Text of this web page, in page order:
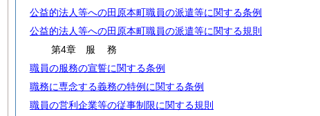
公益的法人等への田原本町職員の派遣等に関する条例
公益的法人等への田原本町職員の派遣等に関する規則
第4章 服務
職員の服務の宣誓に関する条例
職務に専念する義務の特例に関する条例
職員の営利企業等の従事制限に関する規則